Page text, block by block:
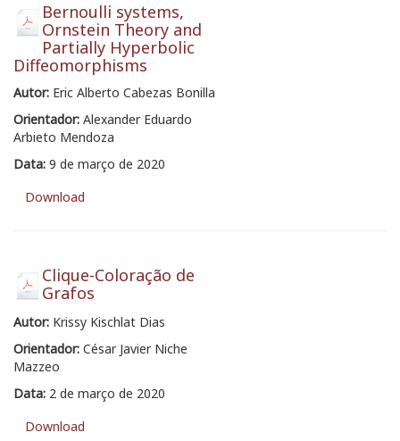
Bernoulli systems,
Ornstein Theory and
Partially Hyperbolic
Diffeomorphisms
Autor: Eric Alberto Cabezas Bonilla
Orientador: Alexander Eduardo
Arbieto Mendoza
Data: 9 de março de 2020
Download
Clique-Coloração de
Grafos
Autor: Krissy Kischlat Dias
Orientador: César Javier Niche
Mazzeo
Data: 2 de março de 2020
Download